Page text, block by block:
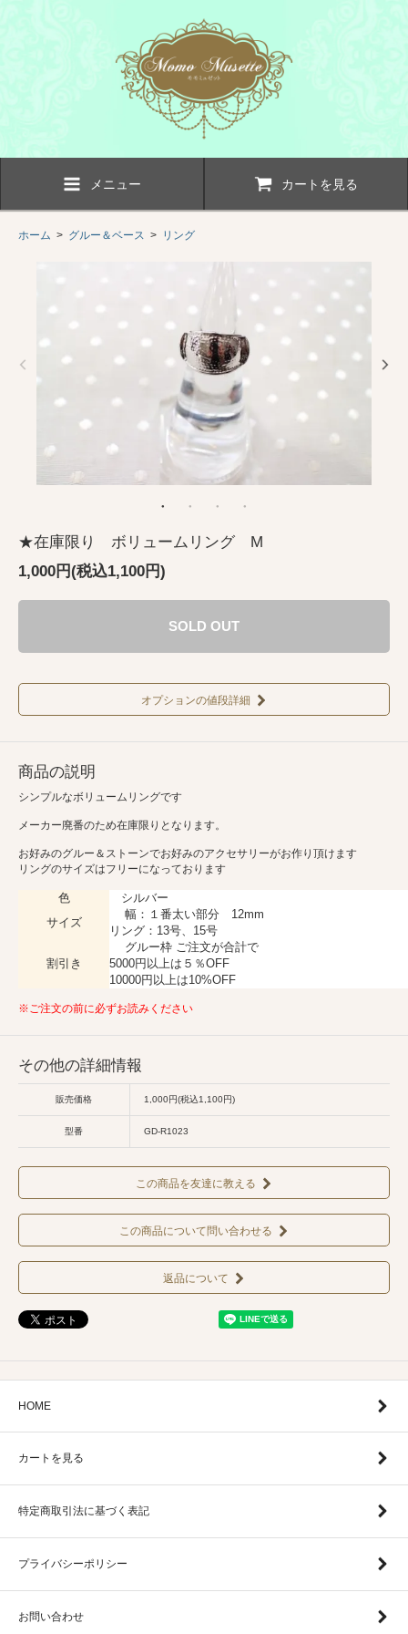
メニュー カートを見る
ホーム > グルー＆ベース > リング
★在庫限り ボリュームリング M
1,000円(税込1,100円)
SOLD OUT
オプションの値段詳細
商品の説明
シンプルなボリュームリングです
メーカー廃番のため在庫限りとなります。
お好みのグルー＆ストーンでお好みのアクセサリーがお作り頂けます
リングのサイズはフリーになっております
色
シルバー
サイズ
幅：１番太い部分 12mm
リング：13号、15号
割引き
グルー枠 ご注文が合計で
5000円以上は５％OFF
10000円以上は10%OFF
※ご注文の前に必ずお読みください
その他の詳細情報
販売価格 1,000円(税込1,100円)
型番 GD-R1023
この商品を友達に教える
この商品について問い合わせる
返品について
HOME
カートを見る
特定商取引法に基づく表記
プライバシーポリシー
お問い合わせ